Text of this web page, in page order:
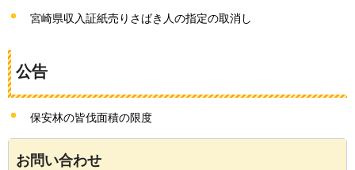
宮崎県収入証紙売りさばき人の指定の取消し
公告
保安林の皆伐面積の限度
お問い合わせ